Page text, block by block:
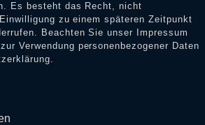
Es besteht das Recht, nicht
zu einem späteren Zeitpunkt
Beachten Sie unser
Impressum
Verwendung personenbezogener Daten
.